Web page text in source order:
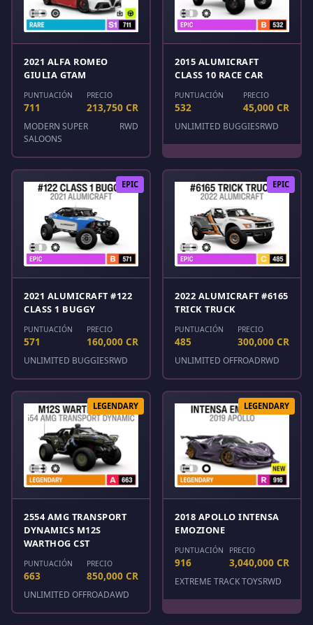
2021 ALFA ROMEO
GIULIA GTAM
PUNTUACIÓN
711
PRECIO
213,750 CR
MODERN SUPER
SALOONS
RWD
2015 ALUMICRAFT
CLASS 10 RACE CAR
PUNTUACIÓN
532
PRECIO
45,000 CR
UNLIMITED BUGGIESRWD
EPIC
2021 ALUMICRAFT #122
CLASS 1 BUGGY
PUNTUACIÓN
571
PRECIO
160,000 CR
UNLIMITED BUGGIESRWD
EPIC
2022 ALUMICRAFT #6165
TRICK TRUCK
PUNTUACIÓN
485
PRECIO
300,000 CR
UNLIMITED OFFROADRWD
LEGENDARY
2554 AMG TRANSPORT
DYNAMICS M12S
WARTHOG CST
PUNTUACIÓN
663
PRECIO
850,000 CR
UNLIMITED OFFROADAWD
LEGENDARY
2018 APOLLO INTENSA
EMOZIONE
PUNTUACIÓN
916
PRECIO
3,040,000 CR
EXTREME TRACK TOYSRWD